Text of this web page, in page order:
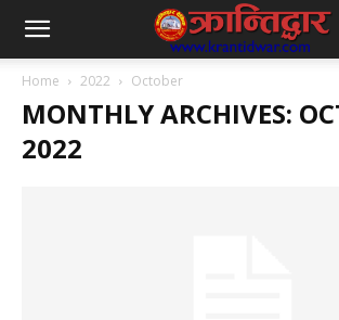
Home 2022 October
MONTHLY ARCHIVES:
2022